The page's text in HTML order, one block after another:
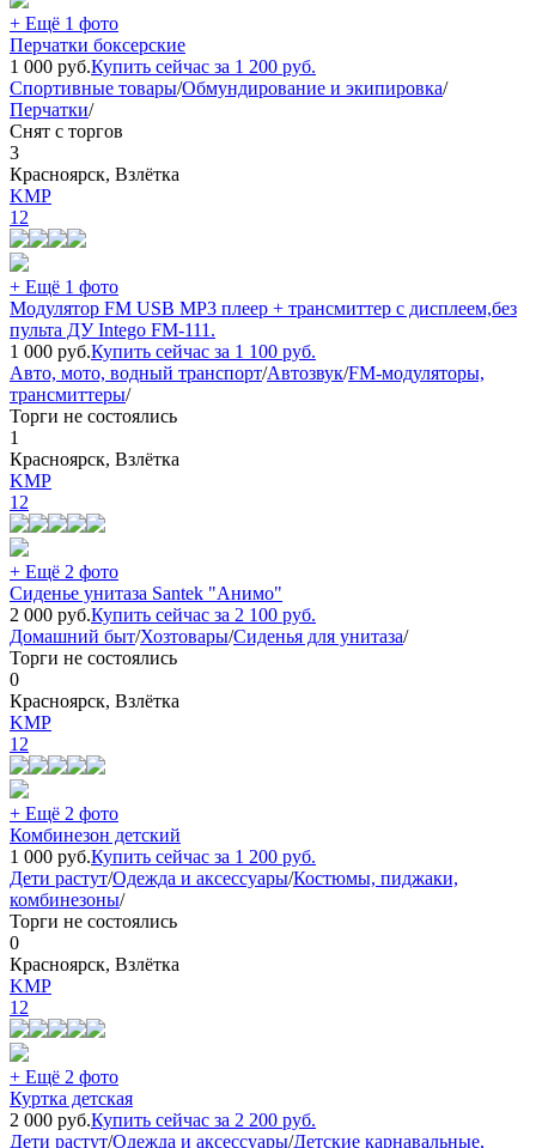
+ Ещё 1 фото
Перчатки боксерские
1 000 руб.Купить сейчас за 1 200 руб.
Спортивные товары/Обмундирование и экипировка/
Перчатки/
Снят с торгов
3
Красноярск, Взлётка
KMP
12
+ Ещё 1 фото
Модулятор FM USB MP3 плеер + трансмиттер с дисплеем,без
пульта ДУ Intego FM-111.
1 000 руб.Купить сейчас за 1 100 руб.
Авто, мото, водный транспорт/Автозвук/FM-модуляторы,
трансмиттеры/
Торги не состоялись
1
Красноярск, Взлётка
KMP
12
+ Ещё 2 фото
Сиденье унитаза Santek "Анимо"
2 000 руб.Купить сейчас за 2 100 руб.
Домашний быт/Хозтовары/Сиденья для унитаза/
Торги не состоялись
0
Красноярск, Взлётка
KMP
12
+ Ещё 2 фото
Комбинезон детский
1 000 руб.Купить сейчас за 1 200 руб.
Дети растут/Одежда и аксессуары/Костюмы, пиджаки,
комбинезоны/
Торги не состоялись
0
Красноярск, Взлётка
KMP
12
+ Ещё 2 фото
Куртка детская
2 000 руб.Купить сейчас за 2 200 руб.
Дети растут/Одежда и аксессуары/Детские карнавальные,